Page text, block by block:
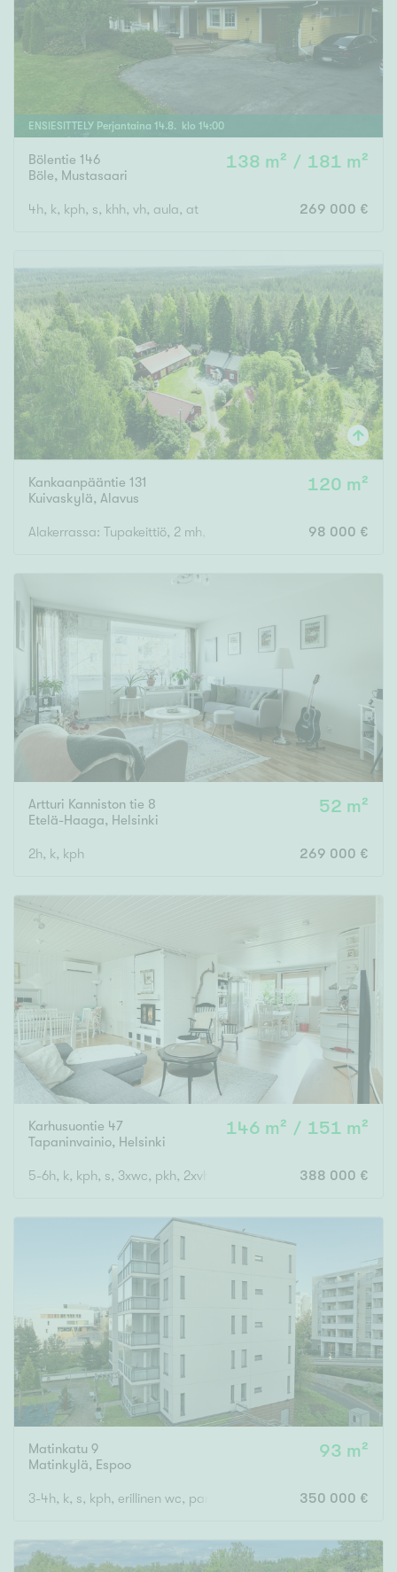
Välttävä
Järvi- tai merinäköala
Maalämpö
Oma ranta
Oma sauna
Senioriasunto
ENSIESITTELY Perjantaina 14.8. klo 14:00
Bölentie 146
Böle, Mustasaari
138 m² / 181 m²
4h, k, kph, s, khh, vh, aula, at 269 000 €
Kankaanpääntie 131
Kuivaskylä, Alavus
120 m²
Alakerrassa: Tupakeittiö, 2 mh, ph/wc. Yläkerrassa: Olohuone,
98 000 €
Artturi Kanniston tie 8
Etelä-Haaga, Helsinki
52 m²
2h, k, kph 269 000 €
Karhusuontie 47
Tapaninvainio, Helsinki
146 m² / 151 m²
5-6h, k, kph, s, 3xwc, pkh, 2xvh,erkkeri, kuistit, 2x ulkovar.
388 000 €
Matinkatu 9
Matinkylä, Espoo
93 m²
3-4h, k, s, kph, erillinen wc, parveke 350 000 €